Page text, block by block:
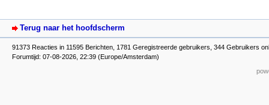
Terug naar het hoofdscherm
91373 Reacties in 11595 Berichten, 1781 Geregistreerde gebruikers, 344 Gebruikers
Forumtijd: 07-08-2026, 22:39 (Europe/Amsterdam)